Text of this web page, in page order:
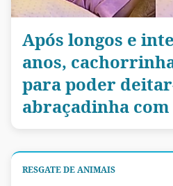
Após longos e
anos,
para poder
abraçadinha
RESGATE DE ANIMAIS